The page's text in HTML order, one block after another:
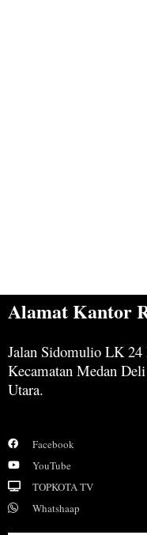
Alamat Kantor
Jalan Sidomulio LK
Kecamatan Medan
Utara.
Facebook
YouTube
TOPKOTA TV
Whatshaap